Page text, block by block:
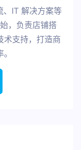
、IT 解决方案等
，负责店铺搭
术支持，打造商